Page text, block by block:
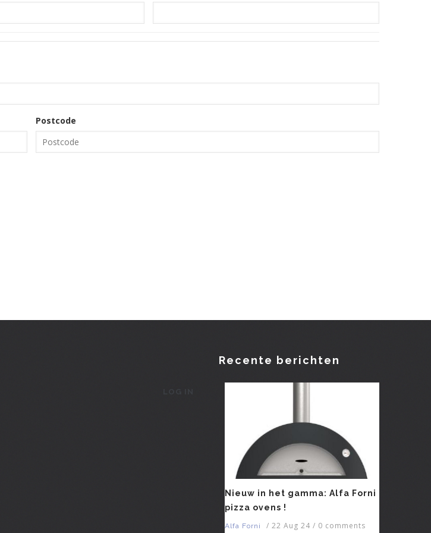
Postcode
Recente berichten
Nieuw in het gamma: Alfa Forni
pizza ovens !
Alfa Forni / 22 Aug 24 / 0 comments